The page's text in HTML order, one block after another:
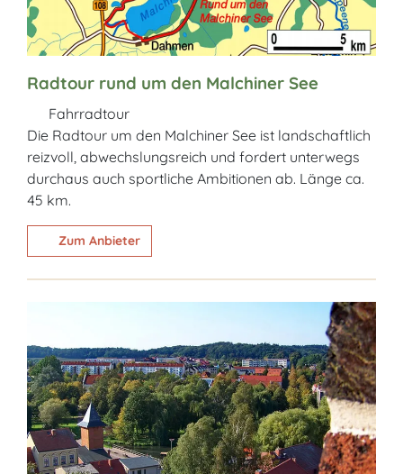
Radtour rund um den Malchiner See
Fahrradtour
Die Radtour um den Malchiner See ist landschaftlich
reizvoll, abwechslungsreich und fordert unterwegs
durchaus auch sportliche Ambitionen ab. Länge ca.
45 km.
Zum Anbieter